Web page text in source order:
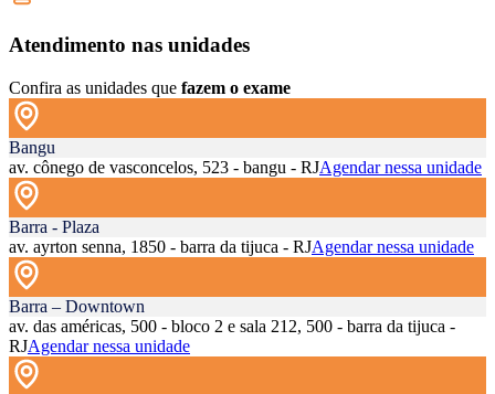
Atendimento nas unidades
Confira as unidades que fazem o exame
Bangu
av. cônego de vasconcelos, 523 - bangu - RJAgendar nessa unidade
Barra - Plaza
av. ayrton senna, 1850 - barra da tijuca - RJAgendar nessa unidade
Barra – Downtown
av. das américas, 500 - bloco 2 e sala 212, 500 - barra da tijuca -
RJAgendar nessa unidade